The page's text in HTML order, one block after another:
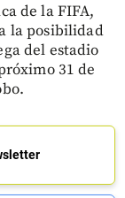
de la FIFA,
la posibilidad
del estadio
31 de